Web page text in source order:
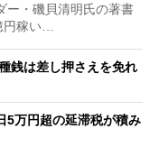
・磯貝清明氏の著書
円稼い…
銭は差し押さえを免れ
5万円超の延滞税が積み